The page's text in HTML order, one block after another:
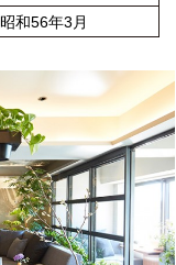
昭和56年3月